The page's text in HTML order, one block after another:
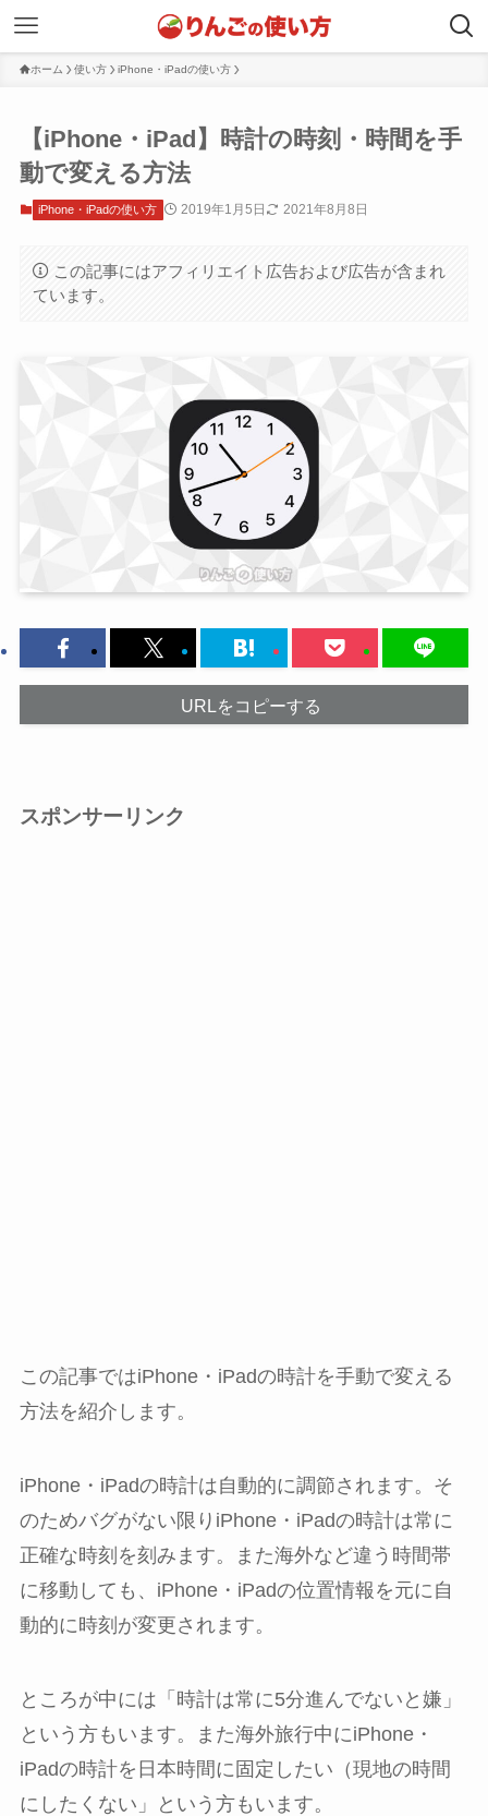
ホーム 使い方 iPhone・iPadの使い方
【iPhone・iPad】時計の時刻・時間を手
動で変える方法
iPhone・iPadの使い方 2019年1月5日 2021年8月8日
この記事にはアフィリエイト広告および広告が含まれ
ています。
URLをコピーする
スポンサーリンク
この記事ではiPhone・iPadの時計を手動で変える
方法を紹介します。
iPhone・iPadの時計は自動的に調節されます。そ
のためバグがない限りiPhone・iPadの時計は常に
正確な時刻を刻みます。また海外など違う時間帯
に移動しても、iPhone・iPadの位置情報を元に自
動的に時刻が変更されます。
ところが中には「時計は常に5分進んでないと嫌」
という方もいます。また海外旅行中にiPhone・
iPadの時計を日本時間に固定したい（現地の時間
にしたくない」という方もいます。